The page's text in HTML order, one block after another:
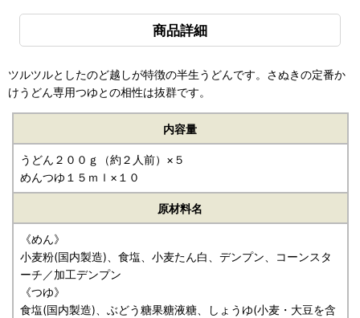
商品詳細
ツルツルとしたのど越しが特徴の半生うどんです。さぬきの定番か
けうどん専用つゆとの相性は抜群です。
内容量
うどん２００ｇ（約２人前）×５
めんつゆ１５ｍｌ×１０
原材料名
《めん》
小麦粉(国内製造)、食塩、小麦たん白、デンプン、コーンスタ
ーチ／加工デンプン
《つゆ》
食塩(国内製造)、ぶどう糖果糖液糖、しょうゆ(小麦・大豆を含